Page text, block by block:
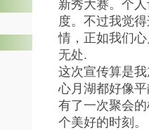
新秀大赛。个
度。不过我觉
情，正如我们
无处.
这次宣传算是
心月湖都好像
有了一次聚会
个美好的时刻。